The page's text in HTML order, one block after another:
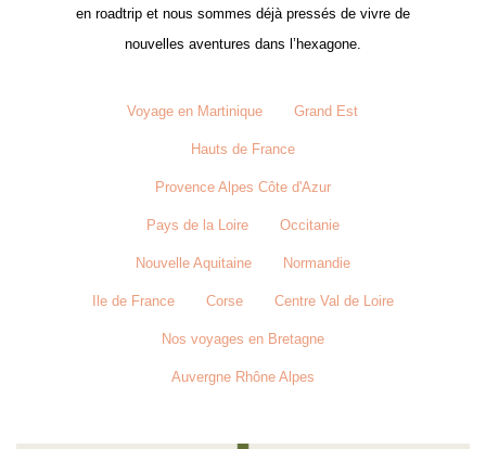
en roadtrip et nous sommes déjà pressés de vivre de
nouvelles aventures dans l’hexagone.
Voyage en Martinique Grand Est
Hauts de France
Provence Alpes Côte d'Azur
Pays de la Loire Occitanie
Nouvelle Aquitaine Normandie
Ile de France Corse Centre Val de Loire
Nos voyages en Bretagne
Auvergne Rhône Alpes